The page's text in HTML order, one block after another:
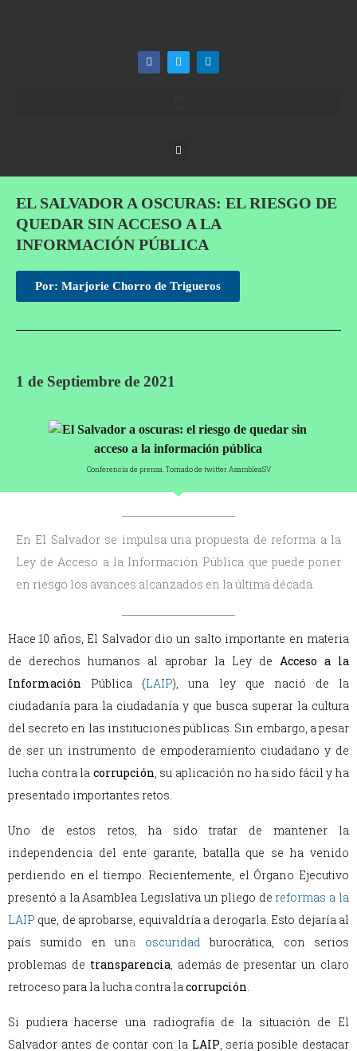
EL SALVADOR A OSCURAS: EL RIESGO DE
QUEDAR SIN ACCESO A LA
INFORMACIÓN PÚBLICA
Por: Marjorie Chorro de Trigueros
1 de Septiembre de 2021
Conferencia de prensa. Tomado de twitter AsambleaSV
En El Salvador se impulsa una propuesta de reforma a la
Ley de Acceso a la Información Pública que puede poner
en riesgo los avances alcanzados en la última década.
Hace 10 años, El Salvador dio un salto importante en materia
de derechos humanos al aprobar la Ley de Acceso a la
Información Pública (LAIP), una ley que nació de la
ciudadanía para la ciudadanía y que busca superar la cultura
del secreto en las instituciones públicas. Sin embargo, a pesar
de ser un instrumento de empoderamiento ciudadano y de
lucha contra la corrupción, su aplicación no ha sido fácil y ha
presentado importantes retos.
Uno de estos retos, ha sido tratar de mantener la
independencia del ente garante, batalla que se ha venido
perdiendo en el tiempo. Recientemente, el Órgano Ejecutivo
presentó a la Asamblea Legislativa un pliego de reformas a la
LAIP que, de aprobarse, equivaldría a derogarla. Esto dejaría al
país sumido en una oscuridad
burocrática, con serios
problemas de transparencia, además de presentar un claro
retroceso para la lucha contra lacorrupción.
Si pudiera hacerse una radiografía de la situación de El
Salvador antes de contar con la LAIP, sería posible destacar